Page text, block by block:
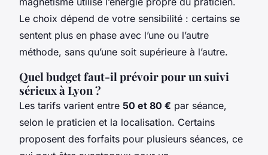
Le choix dépend de votre sensibilité : certains se
sentent plus en phase avec l’une ou l’autre
méthode, sans qu’une soit supérieure à l’autre.
Quel budget faut-il prévoir pour un suivi
sérieux à Lyon ?
Les tarifs varient entre 50 et 80 € par séance,
selon le praticien et la localisation. Certains
proposent des forfaits pour plusieurs séances, ce